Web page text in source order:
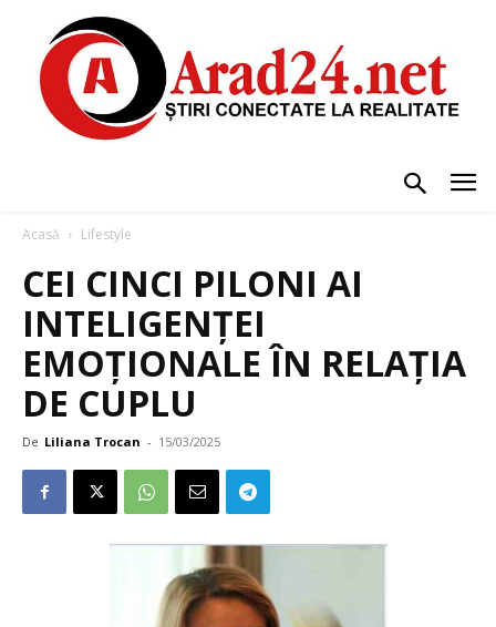
Acasă Lifestyle
CEI CINCI PILONI AI
INTELIGENȚEI
EMOȚIONALE ÎN RELAȚIA
DE CUPLU
De Liliana Trocan - 15/03/2025